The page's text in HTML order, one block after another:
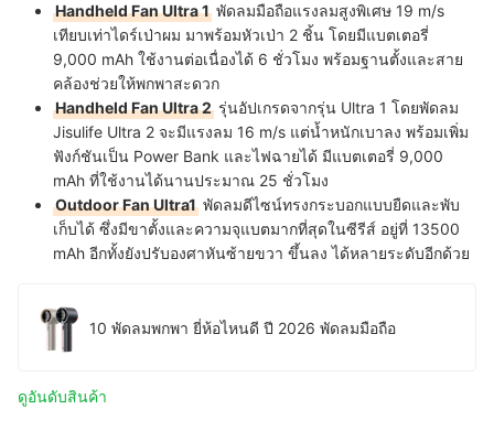
Handheld Fan Ultra 1 พัดลมมือถือแรงลมสูงพิเศษ 19 m/s
เทียบเท่าไดร์เป่าผม มาพร้อมหัวเป่า 2 ชิ้น โดยมีแบตเตอรี่
9,000 mAh ใช้งานต่อเนื่องได้ 6 ชั่วโมง พร้อมฐานตั้งและสาย
คล้องช่วยให้พกพาสะดวก
Handheld Fan Ultra 2 รุ่นอัปเกรดจากรุ่น Ultra 1 โดยพัดลม
Jisulife Ultra 2 จะมีแรงลม 16 m/s แต่น้ำหนักเบาลง พร้อมเพิ่ม
ฟังก์ชันเป็น Power Bank และไฟฉายได้ มีแบตเตอรี่ 9,000
mAh ที่ใช้งานได้นานประมาณ 25 ชั่วโมง
Outdoor Fan Ultra1 พัดลมดีไซน์ทรงกระบอกแบบยืดและพับ
เก็บได้ ซึ่งมีขาตั้งและความจุแบตมากที่สุดในซีรีส์ อยู่ที่ 13500
mAh อีกทั้งยังปรับองศาหันซ้ายขวา ขึ้นลง ได้หลายระดับอีกด้วย
10 พัดลมพกพา ยี่ห้อไหนดี ปี 2026 พัดลมมือถือ
ดูอันดับสินค้า